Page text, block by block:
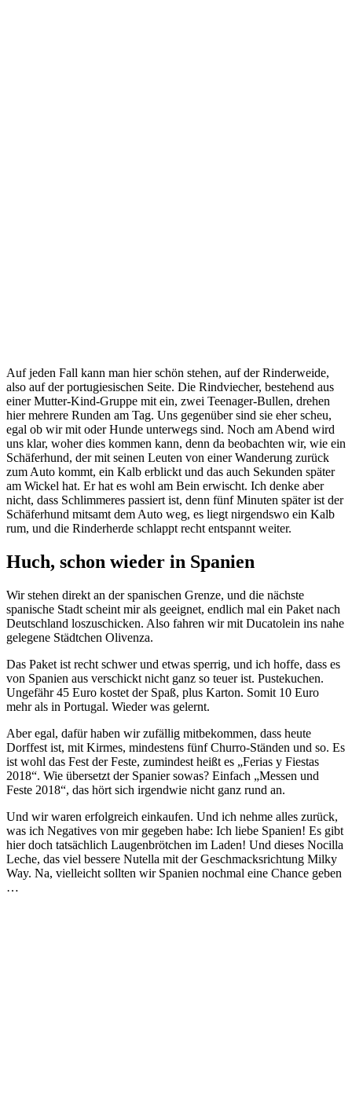
Auf jeden Fall kann man hier schön stehen, auf der Rinderweide,
also auf der portugiesischen Seite. Die Rindviecher, bestehend aus
einer Mutter-Kind-Gruppe mit ein, zwei Teenager-Bullen, drehen
hier mehrere Runden am Tag. Uns gegenüber sind sie eher scheu,
egal ob wir mit oder Hunde unterwegs sind. Noch am Abend wird
uns klar, woher dies kommen kann, denn da beobachten wir, wie ein
Schäferhund, der mit seinen Leuten von einer Wanderung zurück
zum Auto kommt, ein Kalb erblickt und das auch Sekunden später
am Wickel hat. Er hat es wohl am Bein erwischt. Ich denke aber
nicht, dass Schlimmeres passiert ist, denn fünf Minuten später ist der
Schäferhund mitsamt dem Auto weg, es liegt nirgendswo ein Kalb
rum, und die Rinderherde schlappt recht entspannt weiter.
Huch, schon wieder in Spanien
Wir stehen direkt an der spanischen Grenze, und die nächste
spanische Stadt scheint mir als geeignet, endlich mal ein Paket nach
Deutschland loszuschicken. Also fahren wir mit Ducatolein ins nahe
gelegene Städtchen Olivenza.
Das Paket ist recht schwer und etwas sperrig, und ich hoffe, dass es
von Spanien aus verschickt nicht ganz so teuer ist. Pustekuchen.
Ungefähr 45 Euro kostet der Spaß, plus Karton. Somit 10 Euro
mehr als in Portugal. Wieder was gelernt.
Aber egal, dafür haben wir zufällig mitbekommen, dass heute
Dorffest ist, mit Kirmes, mindestens fünf Churro-Ständen und so. Es
ist wohl das Fest der Feste, zumindest heißt es „Ferias y Fiestas
2018“. Wie übersetzt der Spanier sowas? Einfach „Messen und
Feste 2018“, das hört sich irgendwie nicht ganz rund an.
Und wir waren erfolgreich einkaufen. Und ich nehme alles zurück,
was ich Negatives von mir gegeben habe: Ich liebe Spanien! Es gibt
hier doch tatsächlich Laugenbrötchen im Laden! Und dieses Nocilla
Leche, das viel bessere Nutella mit der Geschmacksrichtung Milky
Way. Na, vielleicht sollten wir Spanien nochmal eine Chance geben
…